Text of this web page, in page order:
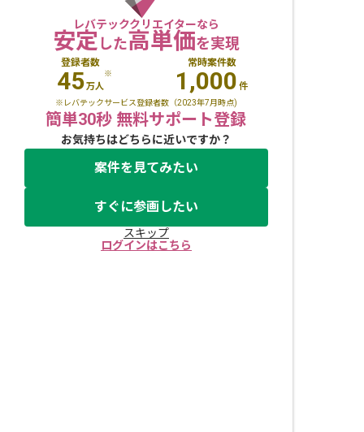
レバテッククリエイターなら
安定した高単価を実現
登録者数
45万人
※
常時案件数
1,000 件
※レバテックサービス登録者数（2023年7月時点)
簡単30秒 無料サポート登録
お気持ちはどちらに近いですか？
案件を見てみたい
すぐに参画したい
スキップ
ログインはこちら